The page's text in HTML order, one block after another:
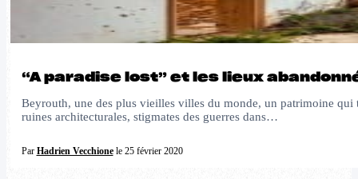
“A paradise lost” et les lieux
Beyrouth, une des plus vieilles villes du monde, un patrimoine qui
ruines architecturales, stigmates des guerres dans…
Par Hadrien Vecchionele 25 février 2020